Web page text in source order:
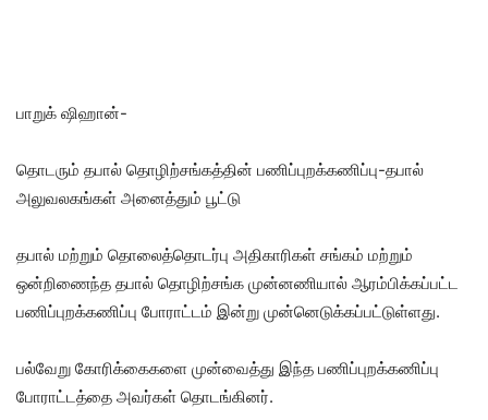
பாறுக் ஷிஹான்-
தொடரும் தபால் தொழிற்சங்கத்தின் பணிப்புறக்கணிப்பு-தபால்
அலுவலகங்கள் அனைத்தும் பூட்டு
தபால் மற்றும் தொலைத்தொடர்பு அதிகாரிகள் சங்கம் மற்றும்
ஒன்றிணைந்த தபால் தொழிற்சங்க முன்னணியால் ஆரம்பிக்கப்பட்ட
பணிப்புறக்கணிப்பு போராட்டம் இன்று முன்னெடுக்கப்பட்டுள்ளது.
பல்வேறு கோரிக்கைகளை முன்வைத்து இந்த பணிப்புறக்கணிப்பு
போராட்டத்தை அவர்கள் தொடங்கினர்.